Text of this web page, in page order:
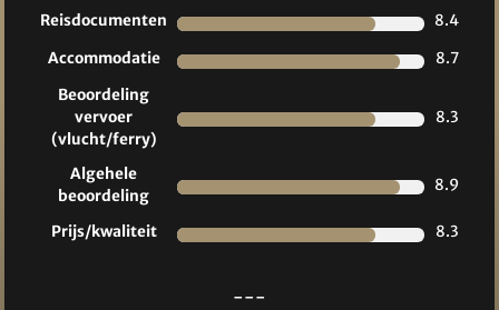
Reisdocumenten
8.4
Accommodatie
8.7
Beoordeling
vervoer
(vlucht/ferry)
8.3
Algehele
beoordeling
8.9
Prijs/kwaliteit 8.3
---